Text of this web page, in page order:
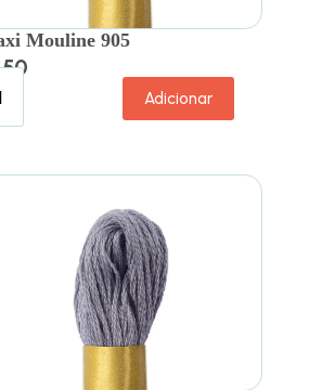
Mouline 905
Adicionar